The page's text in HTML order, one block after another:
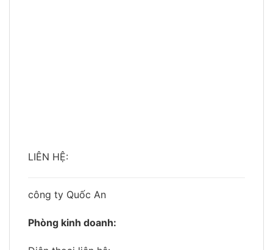
LIÊN HỆ:
công ty Quốc An
Phòng kinh doanh: